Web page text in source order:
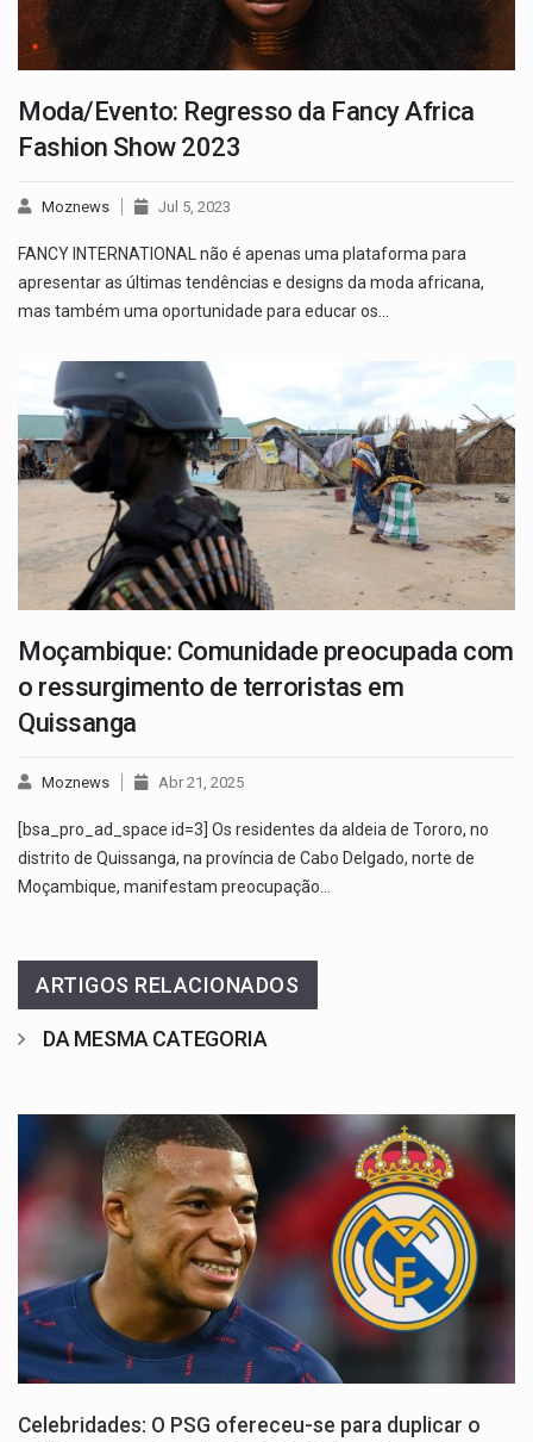
Moda/Evento: Regresso da Fancy Africa
Fashion Show 2023
Moznews Jul 5, 2023
FANCY INTERNATIONAL não é apenas uma plataforma para
apresentar as últimas tendências e designs da moda africana,
mas também uma oportunidade para educar os…
Moçambique: Comunidade preocupada com
o ressurgimento de terroristas em
Quissanga
Moznews Abr 21, 2025
[bsa_pro_ad_space id=3] Os residentes da aldeia de Tororo, no
distrito de Quissanga, na província de Cabo Delgado, norte de
Moçambique, manifestam preocupação…
ARTIGOS RELACIONADOS
DA MESMA CATEGORIA
Celebridades: O PSG ofereceu-se para duplicar o